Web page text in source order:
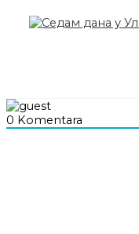
0 Komentara